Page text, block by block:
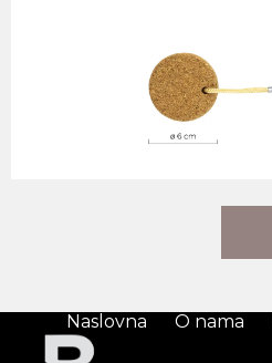
Naslovna O nama